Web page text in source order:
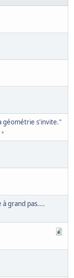
géométrie s'invite."
à grand pas....